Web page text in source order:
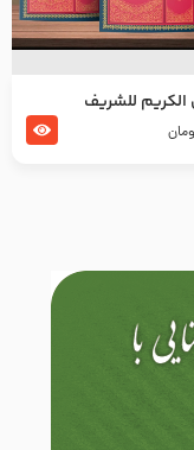
الكريم للشريف
سرّه